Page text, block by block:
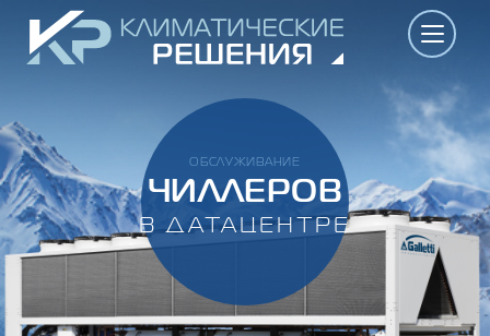
ОБСЛУЖИВАНИЕ
ЧИЛЛЕРОВ
В ДАТАЦЕНТРЕ